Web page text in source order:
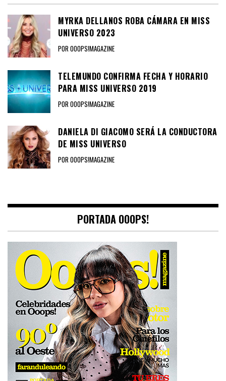
MYRKA DELLANOS ROBA CÁMARA EN MISS
UNIVERSO 2023
POR OOOPS!MAGAZINE
TELEMUNDO CONFIRMA FECHA Y HORARIO
PARA MISS UNIVERSO 2019
POR OOOPS!MAGAZINE
DANIELA DI GIACOMO SERÁ LA CONDUCTORA
DE MISS UNIVERSO
POR OOOPS!MAGAZINE
PORTADA OOOPS!